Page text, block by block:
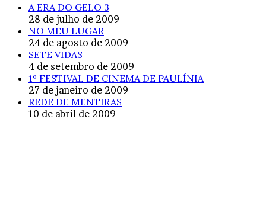
A ERA DO GELO 3
28 de julho de 2009
NO MEU LUGAR
24 de agosto de 2009
SETE VIDAS
4 de setembro de 2009
1º FESTIVAL DE CINEMA DE PAULÍNIA
27 de janeiro de 2009
REDE DE MENTIRAS
10 de abril de 2009